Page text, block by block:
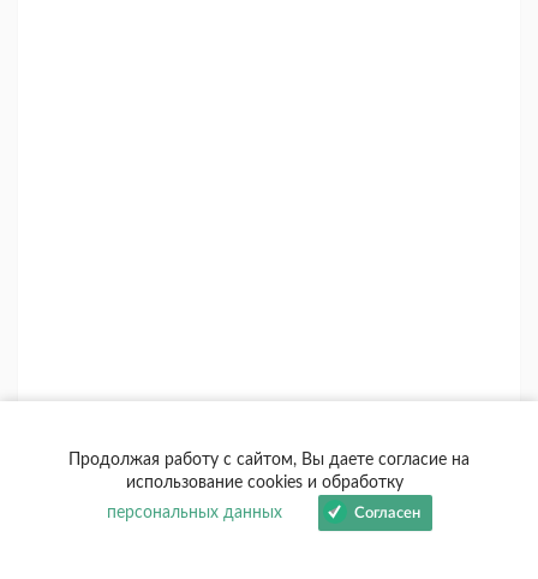
Продолжая работу с сайтом, Вы даете согласие на
использование cookies и обработку
персональных данных
Согласен